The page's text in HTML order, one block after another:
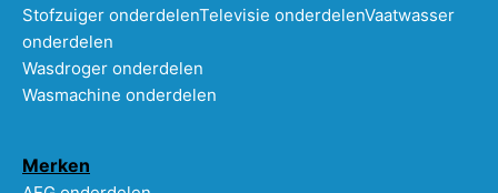
Stofzuiger onderdelenTelevisie onderdelenVaatwasser
onderdelen
Wasdroger onderdelen
Wasmachine onderdelen
Merken